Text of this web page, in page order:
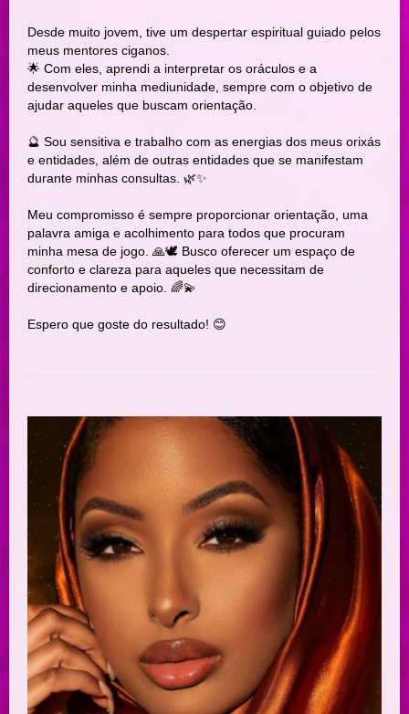
Desde muito jovem, tive um despertar espiritual guiado pelos
meus mentores ciganos.
🌟 Com eles, aprendi a interpretar os oráculos e a
desenvolver minha mediunidade, sempre com o objetivo de
ajudar aqueles que buscam orientação.
🔮 Sou sensitiva e trabalho com as energias dos meus orixás
e entidades, além de outras entidades que se manifestam
durante minhas consultas. 🌿✨
Meu compromisso é sempre proporcionar orientação, uma
palavra amiga e acolhimento para todos que procuram
minha mesa de jogo. 🙏🕊️ Busco oferecer um espaço de
conforto e clareza para aqueles que necessitam de
direcionamento e apoio. 🌈💫
Espero que goste do resultado! 😊